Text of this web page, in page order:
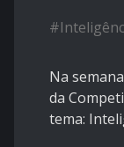
#
Na
da
tema: